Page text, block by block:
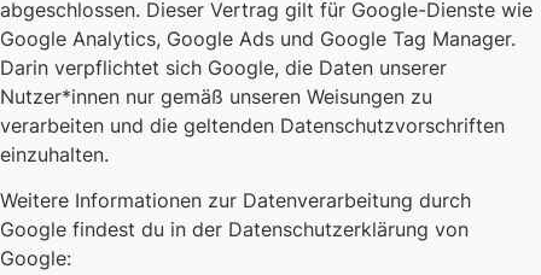
abgeschlossen. Dieser Vertrag gilt für Google-Dienste wie
Google Analytics, Google Ads und Google Tag Manager.
Darin verpflichtet sich Google, die Daten unserer
Nutzer*innen nur gemäß unseren Weisungen zu
verarbeiten und die geltenden Datenschutzvorschriften
einzuhalten.
Weitere Informationen zur Datenverarbeitung durch
Google findest du in der Datenschutzerklärung von
Google: